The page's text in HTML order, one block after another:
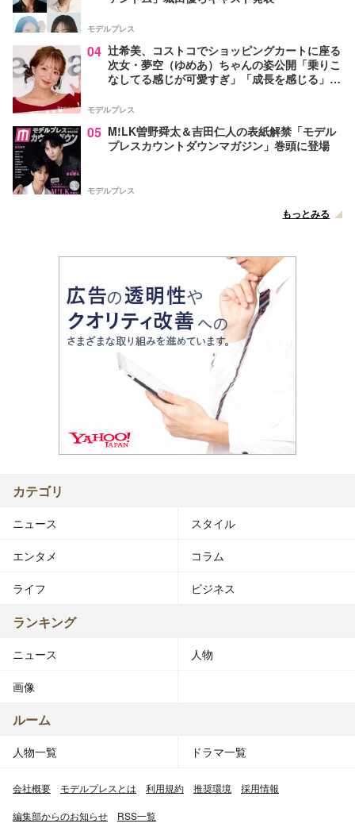
モデルプレス
04 辻希美、コストコでショッピングカートに座る
次女・夢空（ゆめあ）ちゃんの姿公開「乗りこ
なしてる感じが可愛すぎ」「成長を感じる」の
モデルプレス
05 M!LK曽野舜太＆吉田仁人の表紙解禁「モデル
プレスカウントダウンマガジン」巻頭に登場
モデルプレス
もっとみる
カテゴリ
ニュース スタイル
エンタメ コラム
ライフ ビジネス
ランキング
ニュース 人物
画像
ルーム
人物一覧 ドラマ一覧
会社概要 モデルプレスとは 利用規約 推奨環境 採用情報
編集部からのお知らせ RSS一覧